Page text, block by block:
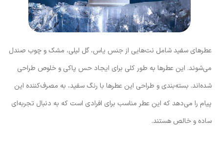
عطرهای سفید شامل نت‌هایی از جنس یاس، گل لیلی، مشک و چوب صندل
می‌شوند. این عطرها به طور کلی برای ایجاد حس پاکی و خلوص طراحی
شده‌اند. بسته‌بندی و طراحی این عطرها با رنگ سفید، به مصرف‌کننده این
پیام را می‌دهد که این عطر مناسب برای افرادی است که به دنبال تجربه‌ای
ساده و خالص هستند.